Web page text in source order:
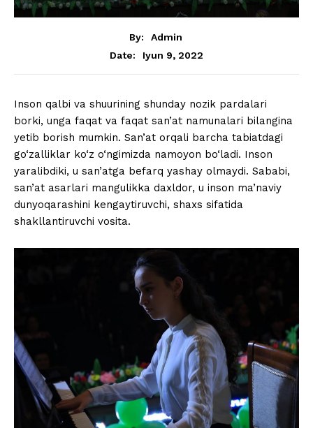
By:
Admin
Date:
Iyun 9, 2022
Inson qalbi va shuurining shunday nozik pardalari
borki, unga faqat va faqat san’at namunalari bilangina
yetib borish mumkin. San’at orqali barcha tabiatdagi
go‘zalliklar ko‘z o‘ngimizda namoyon bo‘ladi. Inson
yaralibdiki, u san’atga befarq yashay olmaydi. Sababi,
san’at asarlari mangulikka daxldor, u inson ma’naviy
dunyoqarashini kengaytiruvchi, shaxs sifatida
shakllantiruvchi vosita.